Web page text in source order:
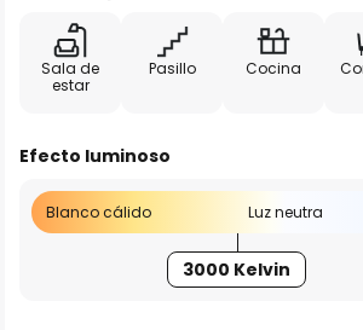
Sala de
estar
Pasillo Cocina
Efecto luminoso
Blanco cálido Luz neutra
3000 Kelvin